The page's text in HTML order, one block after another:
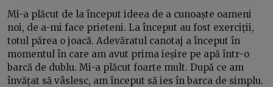
Mi-a plăcut de la început ideea de a cunoaște oameni
noi, de a-mi face prieteni. La început au fost exerciții,
totul părea o joacă. Adevăratul canotaj a început în
momentul în care am avut prima ieșire pe apă într-o
barcă de dublu. Mi-a plăcut foarte mult. După ce am
învățat să vâslesc, am început să ies în barca de simplu.